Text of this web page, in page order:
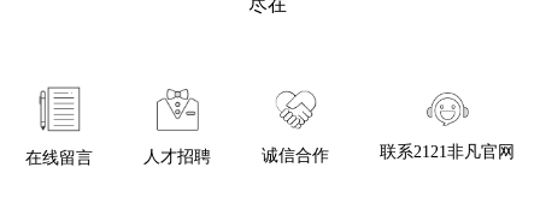
尽在
在线留言 人才招聘 诚信合作 联系2121非凡官网